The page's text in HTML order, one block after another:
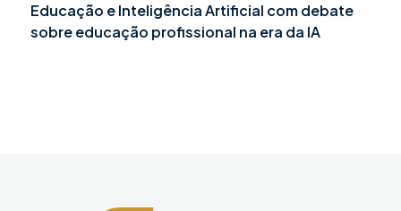
Educação e Inteligência Artificial com debate
sobre educação profissional na era da IA